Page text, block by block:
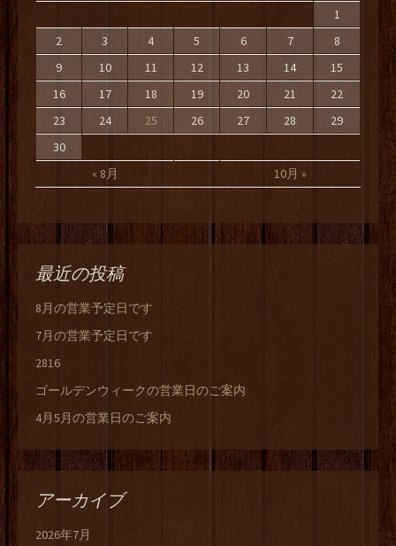
« 8月 10月 »
1
2
3 4 5 6 7
8
9
10 11 12 13 14
15
16
17 18 19 20 21
22
23
24 25 26 27 28
29
30
最近の投稿
8月の営業予定日です
7月の営業予定日です
2816
ゴールデンウィークの営業日のご案内
4月5月の営業日のご案内
アーカイブ
2026年7月